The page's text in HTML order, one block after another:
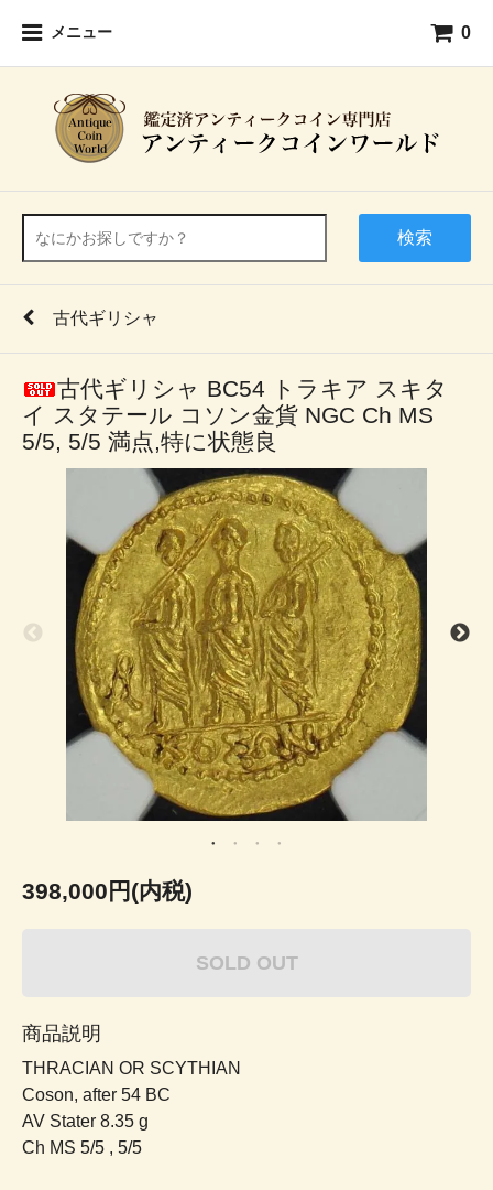
メニュー 0
検索
古代ギリシャ
古代ギリシャ BC54 トラキア スキタ
イ スタテール コソン金貨 NGC Ch MS
5/5, 5/5 満点,特に状態良
398,000円(内税)
SOLD OUT
商品説明
THRACIAN OR SCYTHIAN
Coson, after 54 BC
AV Stater 8.35 g
Ch MS 5/5 , 5/5